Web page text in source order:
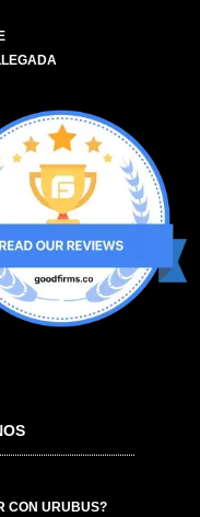
CON URUBUS?